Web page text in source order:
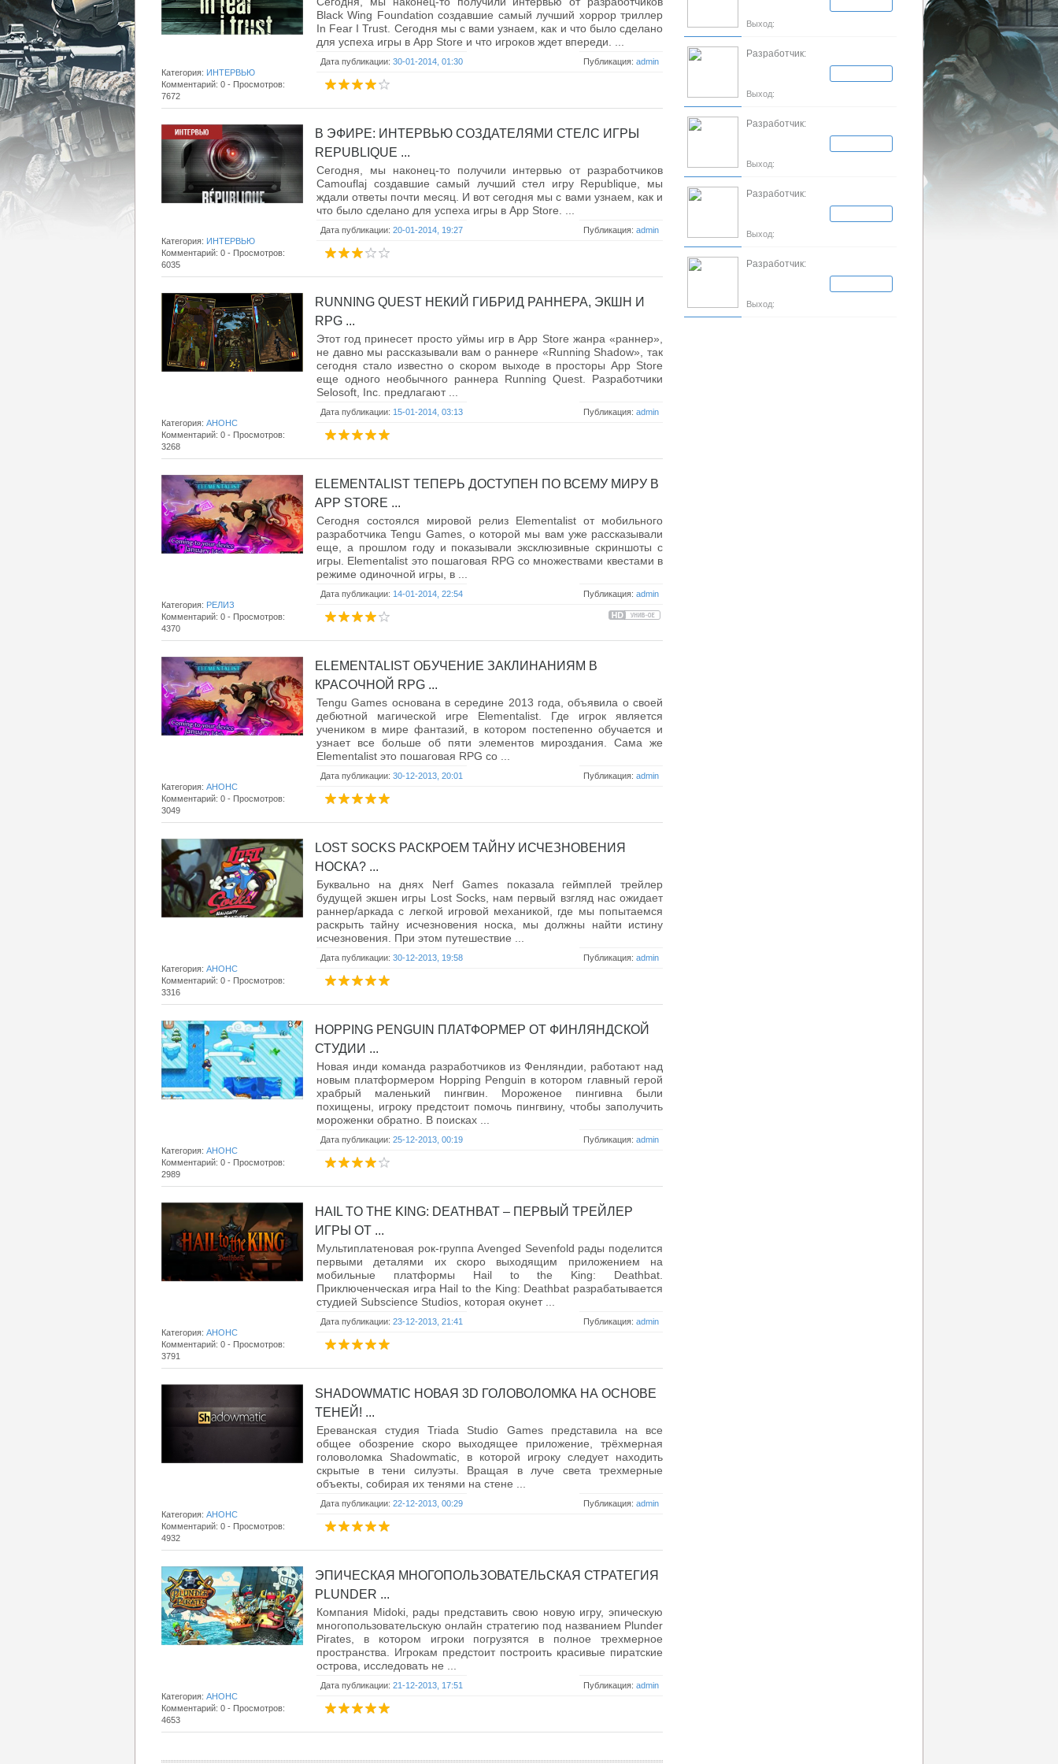
Black Wing Foundation создавшие самый лучший хоррор триллер
In Fear I Trust. Сегодня мы с вами узнаем, как и что было сделано
для успеха игры в App Store и что игроков ждет впереди. ...
Дата публикации: 30-01-2014, 01:30 Публикация: admin
Категория: ИНТЕРВЬЮ
Комментарий: 0 - Просмотров:
7672
В ЭФИРЕ: ИНТЕРВЬЮ СОЗДАТЕЛЯМИ СТЕЛС ИГРЫ
REPUBLIQUE ...
Сегодня, мы наконец-то получили интервью от разработчиков
Camouflaj создавшие самый лучший стел игру Republique, мы
ждали ответы почти месяц. И вот сегодня мы с вами узнаем, как и
что было сделано для успеха игры в App Store. ...
Дата публикации: 20-01-2014, 19:27 Публикация: admin
Категория: ИНТЕРВЬЮ
Комментарий: 0 - Просмотров:
6035
RUNNING QUEST НЕКИЙ ГИБРИД РАННЕРА, ЭКШН И
RPG ...
Этот год принесет просто уймы игр в App Store жанра «раннер»,
не давно мы рассказывали вам о раннере «Running Shadow», так
сегодня стало известно о скором выходе в просторы App Store
еще одного необычного раннера Running Quest. Разработчики
Selosoft, Inc. предлагают ...
Дата публикации: 15-01-2014, 03:13 Публикация: admin
Категория: АНОНС
Комментарий: 0 - Просмотров:
3268
ELEMENTALIST ТЕПЕРЬ ДОСТУПЕН ПО ВСЕМУ МИРУ В
APP STORE ...
Сегодня состоялся мировой релиз Elementalist от мобильного
разработчика Tengu Games, о которой мы вам уже рассказывали
еще, а прошлом году и показывали эксклюзивные скриншоты с
игры. Elementalist это пошаговая RPG со множествами квестами в
режиме одиночной игры, в ...
Дата публикации: 14-01-2014, 22:54 Публикация: admin
Категория: РЕЛИЗ
Комментарий: 0 - Просмотров:
4370
ELEMENTALIST ОБУЧЕНИЕ ЗАКЛИНАНИЯМ В
КРАСОЧНОЙ RPG ...
Tengu Games основана в середине 2013 года, объявила о своей
дебютной магической игре Elementalist. Где игрок является
учеником в мире фантазий, в котором постепенно обучается и
узнает все больше об пяти элементов мироздания. Сама же
Elementalist это пошаговая RPG со ...
Дата публикации: 30-12-2013, 20:01 Публикация: admin
Категория: АНОНС
Комментарий: 0 - Просмотров:
3049
LOST SOCKS РАСКРОЕМ ТАЙНУ ИСЧЕЗНОВЕНИЯ
НОСКА? ...
Буквально на днях Nerf Games показала геймплей трейлер
будущей экшен игры Lost Socks, нам первый взгляд нас ожидает
раннер/аркада с легкой игровой механикой, где мы попытаемся
раскрыть тайну исчезновения носка, мы должны найти истину
исчезновения. При этом путешествие ...
Дата публикации: 30-12-2013, 19:58 Публикация: admin
Категория: АНОНС
Комментарий: 0 - Просмотров:
3316
HOPPING PENGUIN ПЛАТФОРМЕР ОТ ФИНЛЯНДСКОЙ
СТУДИИ ...
Новая инди команда разработчиков из Фенляндии, работают над
новым платформером Hopping Penguin в котором главный герой
храбрый маленький пингвин. Мороженое пингивна были
похищены, игроку предстоит помочь пингвину, чтобы заполучить
мороженки обратно. В поисках ...
Дата публикации: 25-12-2013, 00:19 Публикация: admin
Категория: АНОНС
Комментарий: 0 - Просмотров:
2989
HAIL TO THE KING: DEATHBAT – ПЕРВЫЙ ТРЕЙЛЕР
ИГРЫ ОТ ...
Мультиплатеновая рок-группа Avenged Sevenfold рады поделится
первыми деталями их скоро выходящим приложением на
мобильные платформы Hail to the King: Deathbat.
Приключенческая игра Hail to the King: Deathbat разрабатывается
студией Subscience Studios, которая окунет ...
Дата публикации: 23-12-2013, 21:41 Публикация: admin
Категория: АНОНС
Комментарий: 0 - Просмотров:
3791
SHADOWMATIC НОВАЯ 3D ГОЛОВОЛОМКА НА ОСНОВЕ
ТЕНЕЙ! ...
Ереванская студия Triada Studio Games представила на все
общее обозрение скоро выходящее приложение, трёхмерная
головоломка Shadowmatic, в которой игроку следует находить
скрытые в тени силуэты. Вращая в луче света трехмерные
объекты, собирая их тенями на стене ...
Дата публикации: 22-12-2013, 00:29 Публикация: admin
Категория: АНОНС
Комментарий: 0 - Просмотров:
4932
ЭПИЧЕСКАЯ МНОГОПОЛЬЗОВАТЕЛЬСКАЯ СТРАТЕГИЯ
PLUNDER ...
Компания Midoki, рады представить свою новую игру, эпическую
многопользовательскую онлайн стратегию под названием Plunder
Pirates, в котором игроки погрузятся в полное трехмерное
пространства. Игрокам предстоит построить красивые пиратские
острова, исследовать не ...
Дата публикации: 21-12-2013, 17:51 Публикация: admin
Категория: АНОНС
Комментарий: 0 - Просмотров:
4653
Выход:
Разработчик:
Выход:
Разработчик:
Выход:
Разработчик:
Выход:
Разработчик:
Выход: